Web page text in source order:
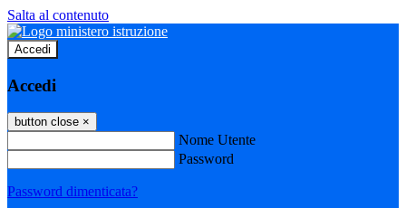
Salta al contenuto
Accedi
Accedi
button close ×
Nome Utente
Password
Password dimenticata?